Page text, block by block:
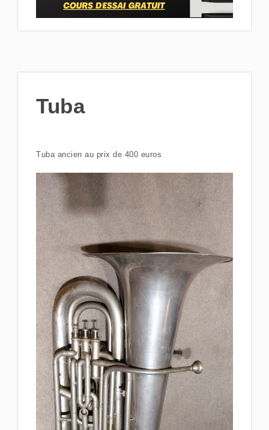
Tuba
Tuba ancien au prix de 400 euros